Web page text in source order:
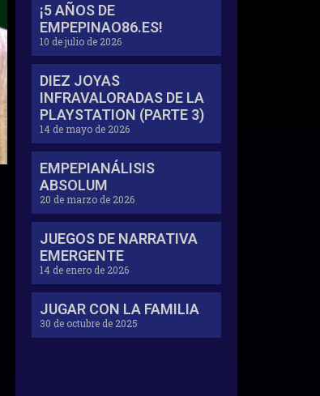
¡5 AÑOS DE
EMPEPINAO86.ES!
10 de julio de 2026
DIEZ JOYAS
INFRAVALORADAS DE LA
PLAYSTATION (PARTE 3)
14 de mayo de 2026
EMPEPIANÁLISIS
ABSOLUM
20 de marzo de 2026
JUEGOS DE NARRATIVA
EMERGENTE
14 de enero de 2026
JUGAR CON LA FAMILIA
30 de octubre de 2025